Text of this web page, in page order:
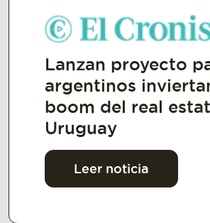
Lanzan proyecto
argentinos
boom del real
Uruguay
Leer noticia